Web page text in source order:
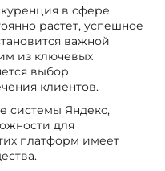
в сфере
растет, успешное
важной
из ключевых
выбор
клиентов.
системы Яндекс,
для
платформ имеет